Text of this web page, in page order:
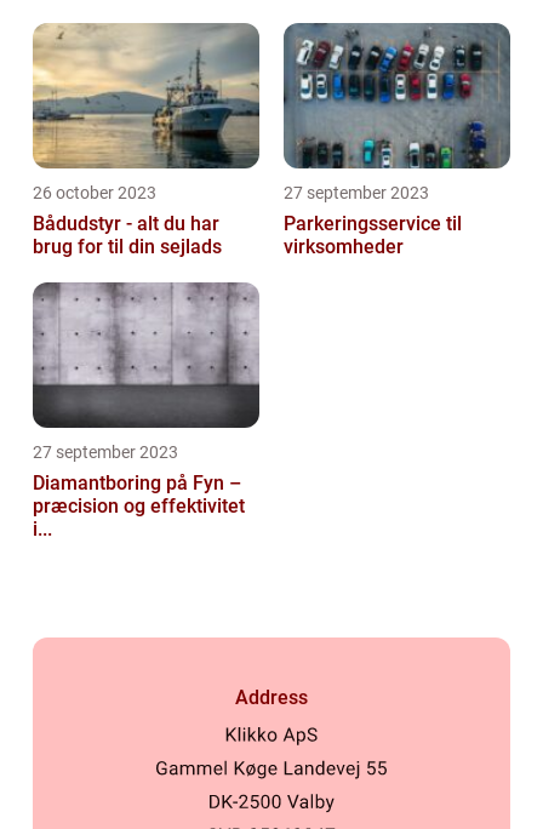
26 october 2023
Bådudstyr - alt du har
brug for til din sejlads
27 september 2023
Parkeringsservice til
virksomheder
27 september 2023
Diamantboring på Fyn –
præcision og effektivitet
i...
Address